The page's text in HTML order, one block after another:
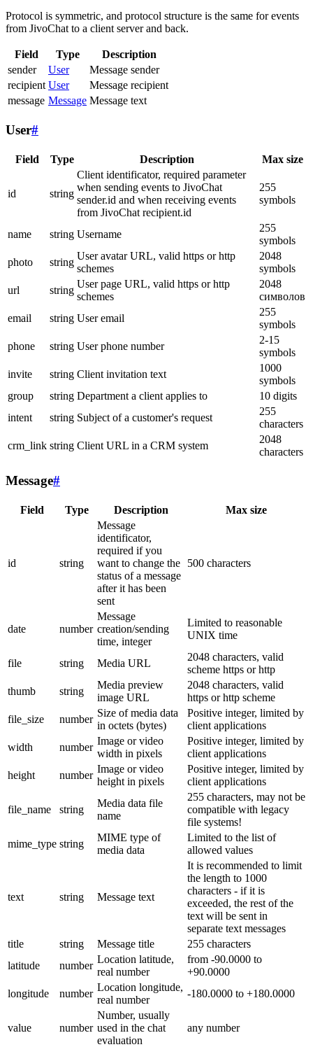
Protocol is symmetric, and protocol structure is the same for events
from JivoChat to a client server and back.
Field Type
Description
sender
User
Message sender
recipient User
Message recipient
message Message Message text
User#
Field Type Description Max size
id string
Client identificator, required parameter
when sending events to JivoChat
sender.id and when receiving events
from JivoChat recipient.id
255
symbols
name string Username
255
symbols
photo
string
User avatar URL, valid https or http
schemes
2048
symbols
url
string
User page URL, valid https or http
schemes
2048
символов
email
string User email
255
symbols
phone
string User phone number
2-15
symbols
invite
string Client invitation text
1000
symbols
group
string Department a client applies to
10 digits
intent
string Subject of a customer's request
255
characters
crm_link string Client URL in a CRM system
2048
characters
Message#
Field Type Description Max size
id string
Message
identificator,
required if you
want to change the
status of a message
after it has been
sent
500 characters
date number
Message
creation/sending
time, integer
Limited to reasonable
UNIX time
file string Media URL
2048 characters, valid
scheme https or http
thumb
string
Media preview
image URL
2048 characters, valid
https or http scheme
file_size
number
Size of media data
in octets (bytes)
Positive integer, limited by
client applications
width
number
Image or video
width in pixels
Positive integer, limited by
client applications
height
number
Image or video
height in pixels
Positive integer, limited by
client applications
file_name string
Media data file
name
255 characters, may not be
compatible with legacy
file systems!
mime_type string
MIME type of
media data
Limited to the list of
allowed values
text string Message text
It is recommended to limit
the length to 1000
characters - if it is
exceeded, the rest of the
text will be sent in
separate text messages
title
string Message title
255 characters
latitude
number
Location latitude,
real number
from -90.0000 to
+90.0000
longitude
number
Location longitude,
real number
-180.0000 to +180.0000
value number
Number, usually
used in the chat
evaluation
any number